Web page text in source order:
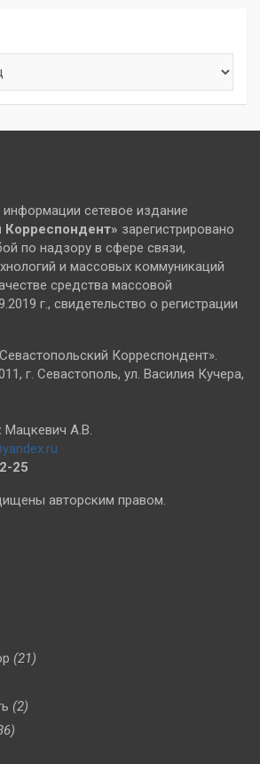
сетевое издание
Корреспондент» зарегистрировано
по надзору в сфере связи,
и массовых коммуникаций
средства массовой
г., свидетельство о регистрации
Корреспондент».
г. Севастополь, ул. Василия Кучера,
Мацкевич А.В.
25
авторским правом.
(21)
(2)